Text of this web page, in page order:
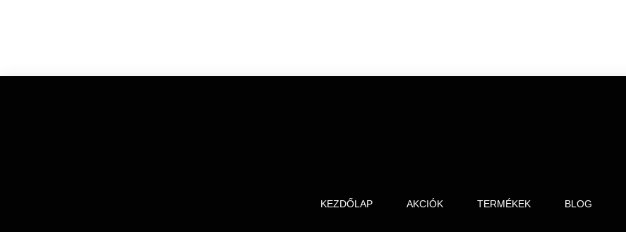
KEZDŐLAP AKCIÓK TERMÉKEK BLOG